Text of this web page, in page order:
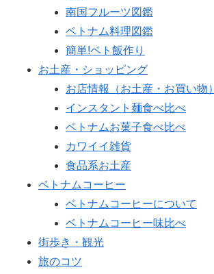
南国フルーツ図鑑
ベトナム料理図鑑
簡単!ベト飯作り
お土産・ショッピング
お店情報（お土産・お買い物）
インスタント麺食べ比べ
ベトナムお菓子食べ比べ
カワイイ雑貨
食品系お土産
ベトナムコーヒー
ベトナムコーヒーについて
ベトナムコーヒー味比べ
街歩き・観光
旅のコツ